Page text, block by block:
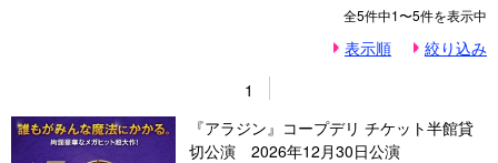
全5件中1〜5件を表示中
表示順
絞り込み
1
『アラジン』コープデリ チケット半館貸
切公演 2026年12月30日公演